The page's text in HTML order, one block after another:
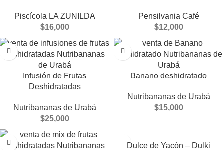
Piscícola LA ZUNILDA
$16,000
Pensilvania Café
$12,000
Infusión de Frutas
Deshidratadas
Nutribananas de Urabá
$25,000
Banano deshidratado
Nutribananas de Urabá
$15,000
Dulce de Yacón – Dulki